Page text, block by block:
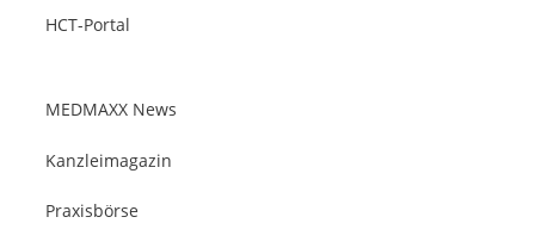
HCT-Portal
MEDMAXX News
Kanzleimagazin
Praxisbörse